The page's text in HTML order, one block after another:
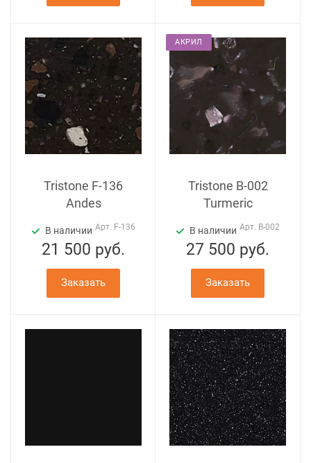
Tristone F-136
Andes
В наличии Арт. F-136
21 500 руб.
Заказать
АКРИЛ
Tristone B-002
Turmeric
В наличии Арт. B-002
27 500 руб.
Заказать